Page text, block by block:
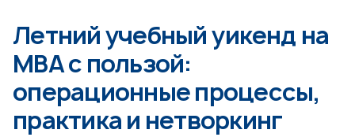
Летний учебный уикенд на
МВА с пользой:
операционные процессы,
практика и нетворкинг